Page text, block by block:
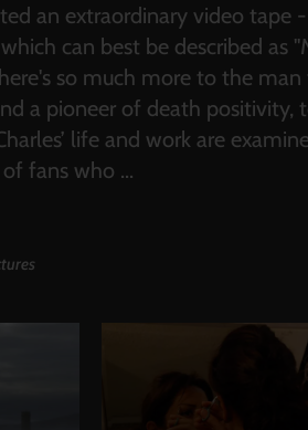
an extraordinary video
can best be described as
so much more to the
a pioneer of death
life and work are
fans who ...